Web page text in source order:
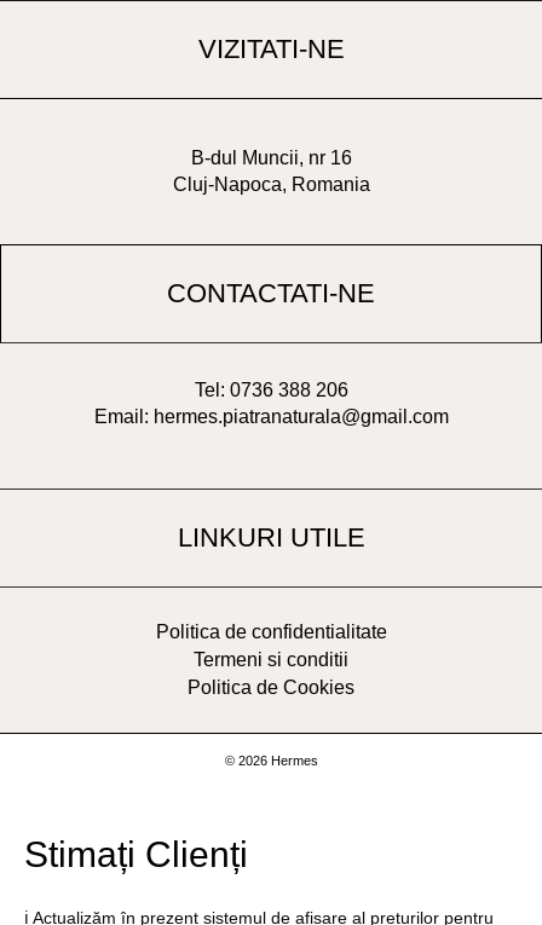
VIZITATI-NE
B-dul Muncii, nr 16
Cluj-Napoca, Romania
CONTACTATI-NE
Tel: 0736 388 206
Email: hermes.piatranaturala@gmail.com
LINKURI UTILE
Politica de confidentialitate
Termeni si conditii
Politica de Cookies
© 2026 Hermes
Stimați Clienți
ℹ️ Actualizăm în prezent sistemul de afișare al prețurilor pentru